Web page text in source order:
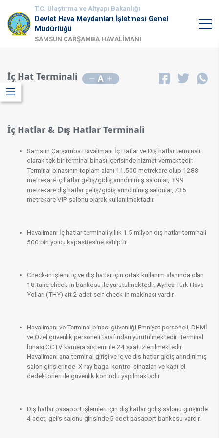
T.C. Ulaştırma ve Altyapı Bakanlığı
Devlet Hava Meydanları İşletmesi Genel
Müdürlüğü
SAMSUN ÇARŞAMBA HAVALİMANI
İç Hat Terminali A
İç Hatlar & Dış Hatlar Terminali
Samsun Çarşamba Havalimanı İç Hatlar ve Dış hatlar terminali
olarak tek bir terminal binası içerisinde hizmet vermektedir.
Terminal binasının toplam alanı 11.500 metrekare olup 1288
metrekare iç hatlar geliş/gidiş arındırılmış salonlar, 899​
metrekare dış hatlar geliş/gidiş arındırılmış salonlar, 735
metrekare VIP salonu​ olarak kullanılmaktadır.
Havalimanı İç hatlar terminali yıllık 1.5 milyon dış hatlar terminali
500 bin yolcu kapasitesine sahiptir.
Check-in işlemi iç ve dış hatlar için ortak kullanım alanında olan
18 tane check-in bankosu ile yürütülmektedir. Ayrıca Türk Hava
Yolları (THY) ait 2 adet self check-in makinası vardır.
Havalimanı ve Terminal binası güvenliği Emniyet personeli, DHMİ
ve Özel güvenlik personeli tarafından yürütülmektedir. Terminal
binası CCTV kamera sistemi ile 24 saat izlenilmektedir.
Havalimanı ana terminal girişi ve iç ve dış hatlar gidiş arındırılmış
salon girişlerinde X-ray bagaj kontrol cihazları ve kapı-el
dedektörleri ile güvenlik kontrolü yapılmaktadır.
Dış hatlar pasaport işlemleri için dış hatlar gidiş salonu girişinde
4 adet, geliş salonu girişinde 5 adet pasaport bankosu vardır.